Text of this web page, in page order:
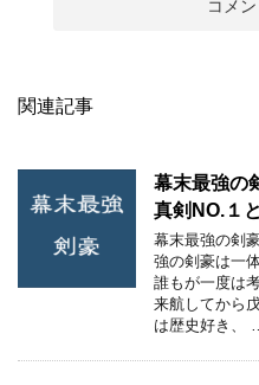
関連記事
幕末最強の
真剣NO.１
幕末最強の剣
強の剣豪は一
誰もが一度は
来航してから
は歴史好き、